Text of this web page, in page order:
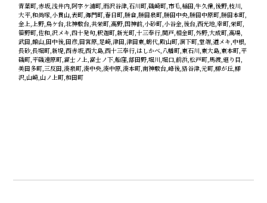
青葉町,赤坂,浅井内,阿字ケ浦町,雨沢谷津,石川町,磯崎町,市毛,稲田,牛久保,後野,枝川,
大平,和尚塚,小貫山,表町,海門町,春日町,勝倉,勝田泉町,勝田中央,勝田中原町,勝田本町,
金上,上野,烏ケ台,北神敷台,共栄町,高野,国神前,小砂町,小谷金,後台,西光地,幸町,栄町,
笹野町,佐和,沢メキ,四十発句,釈迦町,新光町,十三奉行,関戸,相金町,外野,大成町,高場,
武田,館山,田中後,田彦,田宮原,足崎,津田,津田東,鶴代,殿山町,洞下町,堂端,道メキ,中根,
長砂,長堀町,新堤,西赤坂,西大島,西十三奉行,はしかべ,八幡町,東石川,東大島,東本町,平
磯町,平磯遠原町,富士ノ上,富士ノ下,船窪,部田野,堀川,堀口,前浜,松戸町,馬渡,廻り目,
美田多町,三反田,湊泉町,湊中央,湊中原,湊本町,南神敷台,峰後,狢谷津,元町,柳が丘,柳
沢,山崎,山ノ上町,和田町